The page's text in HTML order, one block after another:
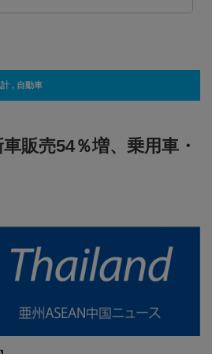
, 自動車
販売54％増、乗用車・